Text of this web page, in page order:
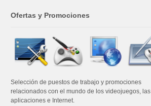
Ofertas y Promociones
Selección de puestos de trabajo y promociones
relacionados con el mundo de los videojuegos, las
aplicaciones e Internet.